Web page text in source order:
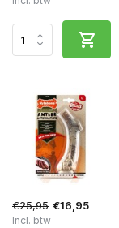
€25,95 €16,95
Incl. btw